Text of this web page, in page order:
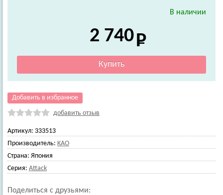
В наличии
2 740
Добавить в избранное
добавить отзыв
Артикул: 333513
Производитель: KAO
Страна: Япония
Серия: Attack
Поделиться с друзьями: